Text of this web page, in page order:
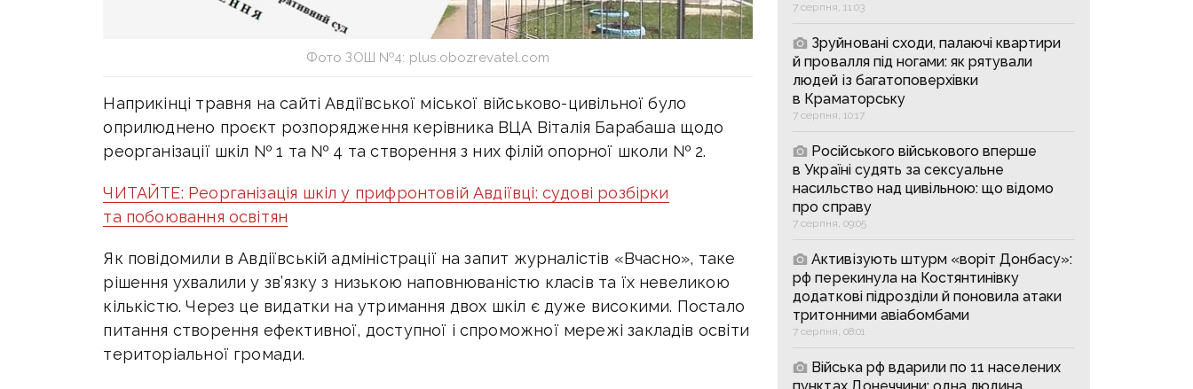
Фото ЗОШ №4: plus.obozrevatel.com
Наприкінці травня на сайті Авдіївської міської військово-цивільної було
оприлюднено проєкт розпорядження керівника ВЦА Віталія Барабаша щодо
реорганізації шкіл № 1 та № 4 та створення з них філій опорної школи № 2.
ЧИТАЙТЕ: Реорганізація шкіл у прифронтовій Авдіївці: судові розбірки
та побоювання освітян
Як повідомили в Авдіївській адміністрації на запит журналістів «Вчасно», таке
рішення ухвалили у зв’язку з низькою наповнюваністю класів та їх невеликою
кількістю. Через це видатки на утримання двох шкіл є дуже високими. Постало
питання створення ефективної, доступної і спроможної мережі закладів освіти
територіальної громади.
7 серпня, 11:03
Зруйновані сходи, палаючі квартири
й провалля під ногами: як рятували
людей із багатоповерхівки
в Краматорську
7 серпня, 10:17
Російського військового вперше
в Україні судять за сексуальне
насильство над цивільною: що відомо
про справу
7 серпня, 09:05
Активізують штурм «воріт Донбасу»:
рф перекинула на Костянтинівку
додаткові підрозділи й поновила атаки
тритонними авіабомбами
7 серпня, 08:01
Війська рф вдарили по 11 населених